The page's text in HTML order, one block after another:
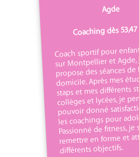
Agde
Coaching dès
Coach sportif pour
sur Montpellier et
propose des séances
domicile. Après mes
staps et mes différents
collèges et lycées, je
pouvoir donné
les coachings pour
Passionné de fitness, je
remettre en forme et
différents objectifs.